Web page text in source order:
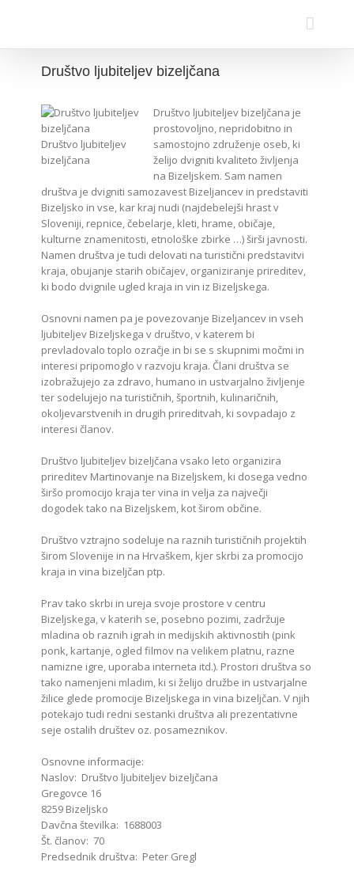
Društvo ljubiteljev bizeljčana
Društvo ljubiteljev
bizeljčana
Društvo ljubiteljev bizeljčana je
prostovoljno, nepridobitno in
samostojno združenje oseb, ki
želijo dvigniti kvaliteto življenja
na Bizeljskem. Sam namen
društva je dvigniti samozavest Bizeljancev in predstaviti
Bizeljsko in vse, kar kraj nudi (najdebelejši hrast v
Sloveniji, repnice, čebelarje, kleti, hrame, običaje,
kulturne znamenitosti, etnološke zbirke …) širši javnosti.
Namen društva je tudi delovati na turistični predstavitvi
kraja, obujanje starih običajev, organiziranje prireditev,
ki bodo dvignile ugled kraja in vin iz Bizeljskega.
Osnovni namen pa je povezovanje Bizeljancev in vseh
ljubiteljev Bizeljskega v društvo, v katerem bi
prevladovalo toplo ozračje in bi se s skupnimi močmi in
interesi pripomoglo v razvoju kraja. Člani društva se
izobražujejo za zdravo, humano in ustvarjalno življenje
ter sodelujejo na turističnih, športnih, kulinaričnih,
okoljevarstvenih in drugih prireditvah, ki sovpadajo z
interesi članov.
Društvo ljubiteljev bizeljčana vsako leto organizira
prireditev Martinovanje na Bizeljskem, ki dosega vedno
širšo promocijo kraja ter vina in velja za največji
dogodek tako na Bizeljskem, kot širom občine.
Društvo vztrajno sodeluje na raznih turističnih projektih
širom Slovenije in na Hrvaškem, kjer skrbi za promocijo
kraja in vina bizeljčan ptp.
Prav tako skrbi in ureja svoje prostore v centru
Bizeljskega, v katerih se, posebno pozimi, zadržuje
mladina ob raznih igrah in medijskih aktivnostih (pink
ponk, kartanje, ogled filmov na velikem platnu, razne
namizne igre, uporaba interneta itd.). Prostori društva so
tako namenjeni mladim, ki si želijo družbe in ustvarjalne
žilice glede promocije Bizeljskega in vina bizeljčan. V njih
potekajo tudi redni sestanki društva ali prezentativne
seje ostalih društev oz. posameznikov.
Osnovne informacije:
Naslov: Društvo ljubiteljev bizeljčana
Gregovce 16
8259 Bizeljsko
Davčna številka: 1688003
Št. članov: 70
Predsednik društva: Peter Gregl